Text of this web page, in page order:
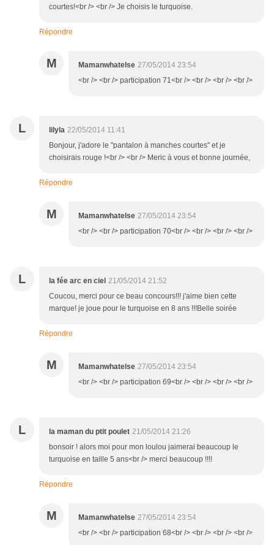
courtes!<br /> <br /> Je choisis le turquoise.
Répondre
M Mamanwhatelse 27/05/2014 23:54
<br /> <br /> participation 71<br /> <br /> <br /> <br />
L lilyla 22/05/2014 11:41
Bonjour, j'adore le "pantalon à manches courtes" et je
choisirais rouge !<br /> <br /> Meric à vous et bonne journée,
Répondre
M Mamanwhatelse 27/05/2014 23:54
<br /> <br /> participation 70<br /> <br /> <br /> <br />
L la fée arc en ciel 21/05/2014 21:52
Coucou, merci pour ce beau concours!!! j'aime bien cette
marque! je joue pour le turquoise en 8 ans !!!Belle soirée
Répondre
M Mamanwhatelse 27/05/2014 23:54
<br /> <br /> participation 69<br /> <br /> <br /> <br />
L la maman du ptit poulet 21/05/2014 21:26
bonsoir ! alors moi pour mon loulou jaimerai beaucoup le
turquoise en taille 5 ans<br /> merci beaucoup !!!!
Répondre
M Mamanwhatelse 27/05/2014 23:54
<br /> <br /> participation 68<br /> <br /> <br /> <br />